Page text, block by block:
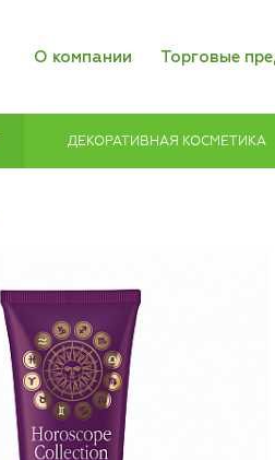
О компании Торговые
ДЕКОРАТИВНАЯ КОСМЕТИКА